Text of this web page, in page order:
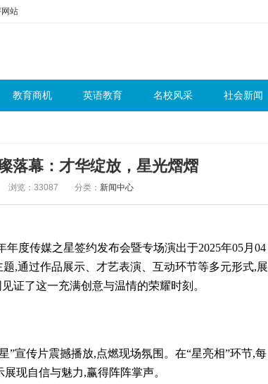
站
教育商机 英语教育 名校风采 社会新闻
落幕：才华绽放，星光熠熠
浏览：33087 分类：新闻中心
度传媒之星签约发布会暨专场演出于2025年05月04
,通过作品展示、才艺表演、互动环节等多元形式,展
证了这一充满创意与温情的荣耀时刻。
宣传片震撼播放,点燃现场氛围。在“星亮相”环节,每
现自信与魅力,赢得阵阵掌声。